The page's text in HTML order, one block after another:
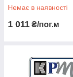
Немає в наявності
1 011 ₴/пог.м